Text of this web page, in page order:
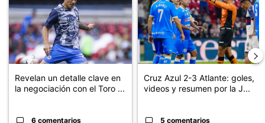
Revelan un detalle clave en
la negociación con el Toro ...
6 comentarios
Cruz Azul 2-3 Atlante: goles,
videos y resumen por la J...
5 comentarios